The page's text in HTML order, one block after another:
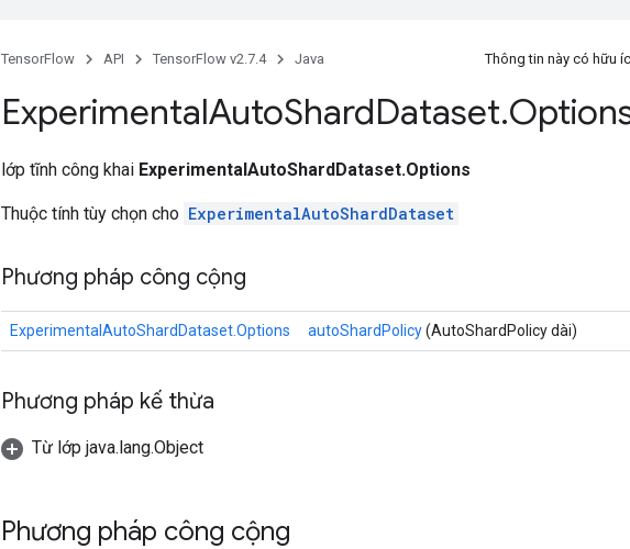
TensorFlow API TensorFlow v2.7.4 Java Thông tin này có hữu
ExperimentalAutoShardDataset.
lớp tĩnh công khai ExperimentalAutoShardDataset.Options
Thuộc tính tùy chọn cho ExperimentalAutoShardDataset
Phương pháp công cộng
ExperimentalAutoShardDataset.Options autoShardPolicy(AutoShardPolicy dài)
Phương pháp kế thừa
Từ lớp java.lang.Object
Phương pháp công cộng